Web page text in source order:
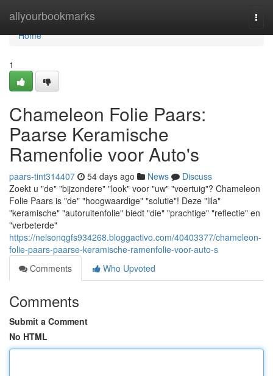
allyourbookmarks
Home
Home
1
Chameleon Folie Paars:
Paarse Keramische
Ramenfolie voor Auto's
paars-tint314407 54 days ago News
Discuss
Zoekt u "de" "bijzondere" "look" voor "uw" "voertuig"? Chameleon
Folie Paars is "de" "hoogwaardige" "solutie"! Deze "lila"
"keramische" "autoruitenfolie" biedt "die" "prachtige" "reflectie" en
"verbeterde"
https://nelsonqgfs934268.bloggactivo.com/40403377/chameleon-
folie-paars-paarse-keramische-ramenfolie-voor-auto-s
Comments
Who Upvoted
Comments
Submit a Comment
No HTML